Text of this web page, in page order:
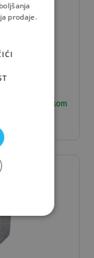
€ / kom
prodaje.